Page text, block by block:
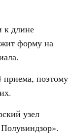
к длине
форму на
приема, поэтому
узел